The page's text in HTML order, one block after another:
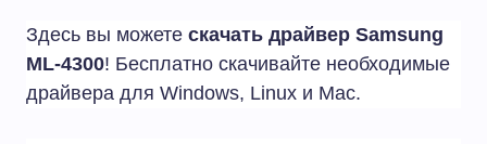
Здесь вы можете скачать драйвер Samsung
ML-4300! Бесплатно скачивайте необходимые
драйвера для Windows, Linux и Mac.